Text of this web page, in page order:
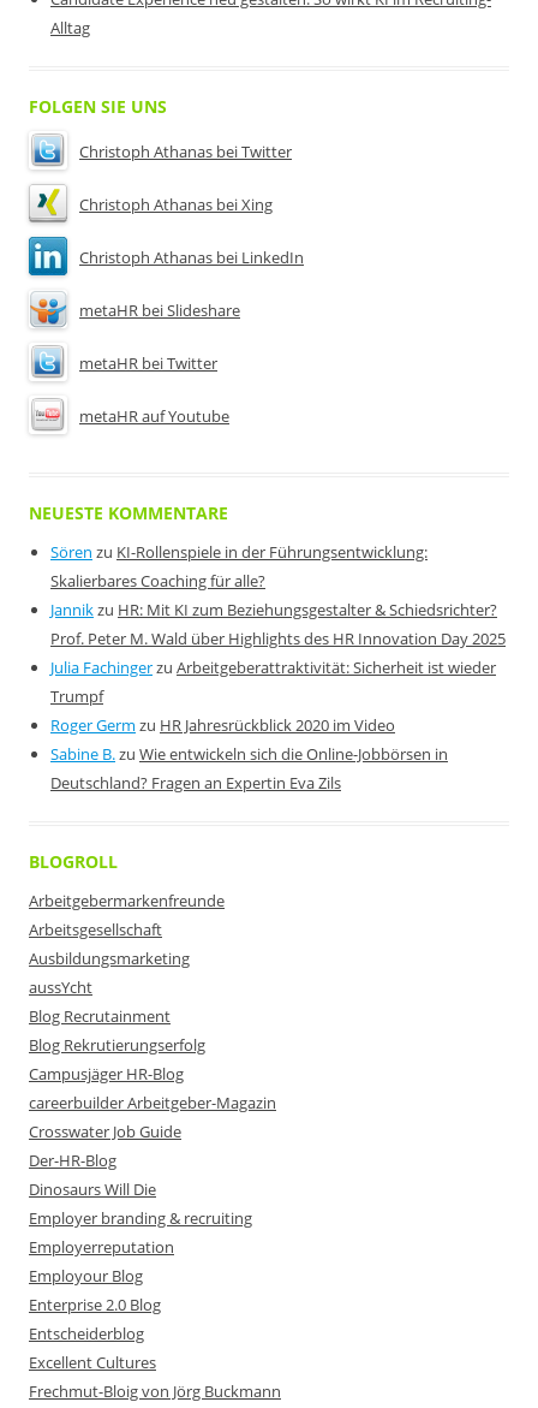
Alltag
FOLGEN SIE UNS
Christoph Athanas bei Twitter
Christoph Athanas bei Xing
Christoph Athanas bei LinkedIn
metaHR bei Slideshare
metaHR bei Twitter
metaHR auf Youtube
NEUESTE KOMMENTARE
Sören zu KI-Rollenspiele in der Führungsentwicklung:
Skalierbares Coaching für alle?
Jannikzu HR: Mit KI zum Beziehungsgestalter & Schiedsrichter?
Prof. Peter M. Wald über Highlights des HR Innovation Day 2025
Julia Fachingerzu Arbeitgeberattraktivität: Sicherheit ist wieder
Trumpf
Roger Germ zu HR Jahresrückblick 2020 im Video
Sabine B.zu Wie entwickeln sich die Online-Jobbörsen in
Deutschland? Fragen an Expertin Eva Zils
BLOGROLL
Arbeitgebermarkenfreunde
Arbeitsgesellschaft
Ausbildungsmarketing
aussYcht
Blog Recrutainment
Blog Rekrutierungserfolg
Campusjäger HR-Blog
careerbuilder Arbeitgeber-Magazin
Crosswater Job Guide
Der-HR-Blog
Dinosaurs Will Die
Employer branding & recruiting
Employerreputation
Employour Blog
Enterprise 2.0 Blog
Entscheiderblog
Excellent Cultures
Frechmut-Bloig von Jörg Buckmann